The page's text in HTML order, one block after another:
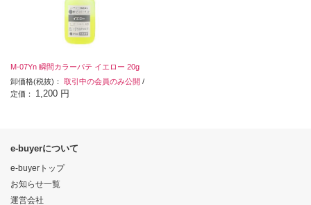
M-07Yn 瞬間カラーパテ イエロー 20g
卸価格(税抜)： 取引中の会員のみ公開 /
定価： 1,200 円
e-buyerについて
e-buyerトップ
お知らせ一覧
運営会社